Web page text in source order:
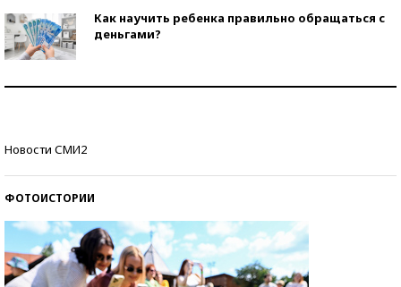
Как научить ребенка правильно обращаться с
деньгами?
Новости СМИ2
ФОТОИСТОРИИ